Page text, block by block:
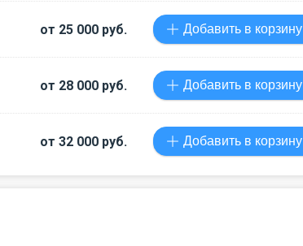
от 25 000 руб. Добавить в корзину
от 28 000 руб. Добавить в корзину
от 32 000 руб. Добавить в корзину